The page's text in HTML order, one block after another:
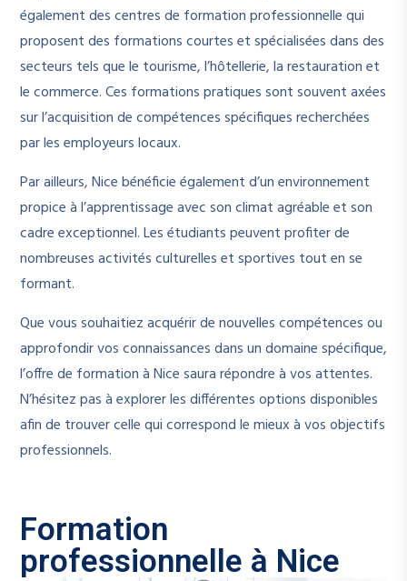
également des centres de formation professionnelle qui
proposent des formations courtes et spécialisées dans des
secteurs tels que le tourisme, l’hôtellerie, la restauration et
le commerce. Ces formations pratiques sont souvent axées
sur l’acquisition de compétences spécifiques recherchées
par les employeurs locaux.
Par ailleurs, Nice bénéficie également d’un environnement
propice à l’apprentissage avec son climat agréable et son
cadre exceptionnel. Les étudiants peuvent profiter de
nombreuses activités culturelles et sportives tout en se
formant.
Que vous souhaitiez acquérir de nouvelles compétences ou
approfondir vos connaissances dans un domaine spécifique,
l’offre de formation à Nice saura répondre à vos attentes.
N’hésitez pas à explorer les différentes options disponibles
afin de trouver celle qui correspond le mieux à vos objectifs
professionnels.
Formation
professionnelle à Nice